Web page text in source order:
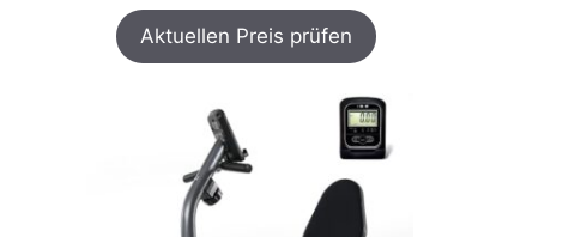
Aktuellen Preis prüfen